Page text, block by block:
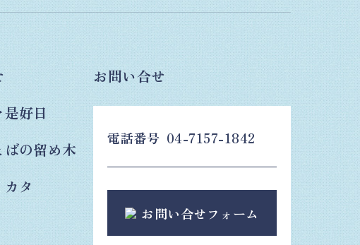
好日
の留め木
タ
お問い合せ
電話番号 04-7157-1842
お問い合せフォーム